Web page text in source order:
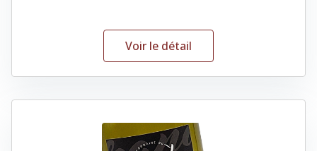
Voir le détail